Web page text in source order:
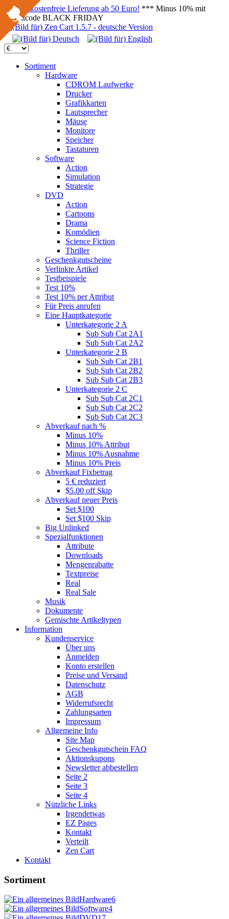
Versandkostenfreie Lieferung ab 50 Euro! *** Minus 10% mit
Rabattcode BLACK FRIDAY
Sortiment
Hardware
CDROM Laufwerke
Drucker
Grafikkarten
Lautsprecher
Mäuse
Monitore
Speicher
Tastaturen
Software
Action
Simulation
Strategie
DVD
Action
Cartoons
Drama
Komödien
Science Fiction
Thriller
Geschenkgutscheine
Verlinkte Artikel
Testbeispiele
Test 10%
Test 10% per Attribut
Für Preis anrufen
Eine Hauptkategorie
Unterkategorie 2 A
Sub Sub Cat 2A1
Sub Sub Cat 2A2
Unterkategorie 2 B
Sub Sub Cat 2B1
Sub Sub Cat 2B2
Sub Sub Cat 2B3
Unterkategorie 2 C
Sub Sub Cat 2C1
Sub Sub Cat 2C2
Sub Sub Cat 2C3
Abverkauf nach %
Minus 10%
Minus 10% Attribut
Minus 10% Ausnahme
Minus 10% Preis
Abverkauf Fixbetrag
5 € reduziert
$5.00 off Skip
Abverkauf neuer Preis
Set $100
Set $100 Skip
Big Unlinked
Spezialfunktionen
Attribute
Downloads
Mengenrabatte
Textpreise
Real
Real Sale
Musik
Dokumente
Gemischte Artikeltypen
Information
Kundenservice
Über uns
Anmelden
Konto erstellen
Preise und Versand
Datenschutz
AGB
Widerrufsrecht
Zahlungsarten
Impressum
Allgemeine Info
Site Map
Geschenkgutschein FAQ
Aktionskupons
Newsletter abbestellen
Seite 2
Seite 3
Seite 4
Nützliche Links
Irgendetwas
EZ Pages
Kontakt
Verteilt
Zen Cart
Kontakt
Sortiment
Hardware6
Software4